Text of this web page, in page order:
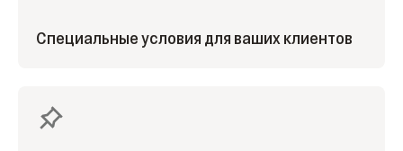
Специальные условия для ваших клиентов